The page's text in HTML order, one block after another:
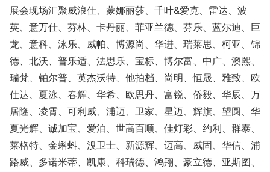
展会现场汇聚威浪仕、蒙娜丽莎、千叶&爱克、雷达、波
英、意万仕、芬林、卡丹丽、菲亚兰德、芬乐、蓝尔迪、巨
龙、意科、泳乐、威帕、博源尚、华进、瑞莱思、柯亚、锦
德、北沃、普乐适、法思乐、宝标、博尔富、中广、澳熙、
瑞梵、铂尔普、英杰沃特、他拍档、尚明、恒晟、雅致、欧
仕达、夏泳、春辉、华希、欧思丹、富锐、侨毅、华辰、万
居隆、凌霄、可利威、浦迈、卫家、星迈、辉旗、望圆、华
夏光辉、诚加宝、爱泊、世高百顺、佳灯彩、约利、群泰、
莱格特、金蝌蚪、溴卫士、新源辉、迈高、威固、华信、浦
路威、多诺米蒂、凯康、科瑞德、鸿翔、豪立德、亚斯图、